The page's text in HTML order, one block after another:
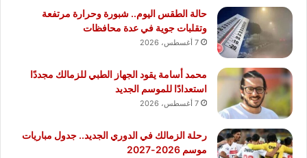
حالة الطقس اليوم.. شبورة وحرارة مرتفعة
وتقلبات جوية في عدة محافظات
7 أغسطس، 2026
محمد أسامة يقود الجهاز الطبي للزمالك مجددًا
استعدادًا للموسم الجديد
7 أغسطس، 2026
رحلة الزمالك في الدوري الجديد.. جدول مباريات
موسم 2026-2027